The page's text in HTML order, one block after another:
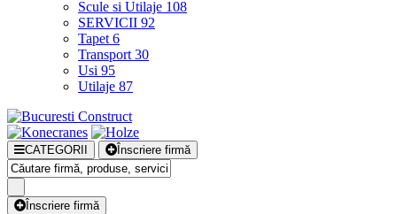
Scule si Utilaje 108
SERVICII 92
Tapet 6
Transport 30
Usi 95
Utilaje 87
CATEGORII Înscriere firmă
Înscriere firmă